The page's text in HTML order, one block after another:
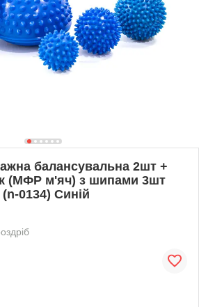
балансувальна 2шт +
(МФР м'яч) з шипами 3шт
0134) Синій